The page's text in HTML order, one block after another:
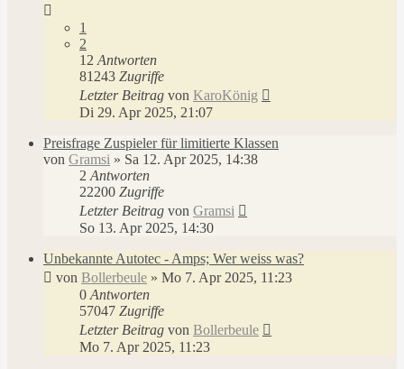
1
2
12 Antworten
81243 Zugriffe
Letzter Beitrag von KaroKönig
Di 29. Apr 2025, 21:07
Preisfrage Zuspieler für limitierte Klassen
von Gramsi » Sa 12. Apr 2025, 14:38
2 Antworten
22200 Zugriffe
Letzter Beitrag von Gramsi
So 13. Apr 2025, 14:30
Unbekannte Autotec - Amps; Wer weiss was?
von Bollerbeule » Mo 7. Apr 2025, 11:23
0 Antworten
57047 Zugriffe
Letzter Beitrag von Bollerbeule
Mo 7. Apr 2025, 11:23